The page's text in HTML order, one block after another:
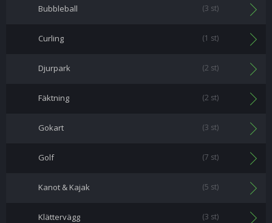
Bubbleball (3 st)
Curling (1 st)
Djurpark (2 st)
Fäktning (2 st)
Gokart (3 st)
Golf (7 st)
Kanot & Kajak (5 st)
Klättervägg (3 st)